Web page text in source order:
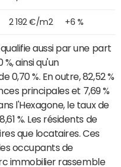
2 192 €/m2 +6 %
aussi par une part
ainsi qu'un
%. En outre, 82,52 %
principales et 7,69 %
l'Hexagone, le taux de
%. Les résidents de
que locataires. Ces
occupants de
immobilier rassemble